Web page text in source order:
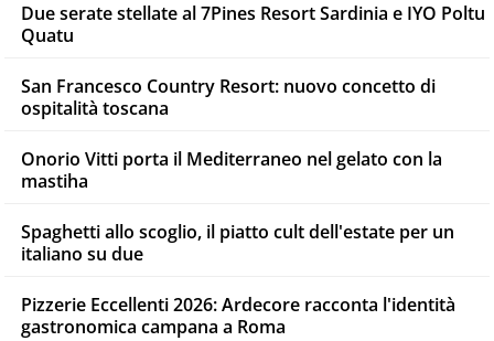
Due serate stellate al 7Pines Resort Sardinia e IYO Poltu
Quatu
San Francesco Country Resort: nuovo concetto di
ospitalità toscana
Onorio Vitti porta il Mediterraneo nel gelato con la
mastiha
Spaghetti allo scoglio, il piatto cult dell'estate per un
italiano su due
Pizzerie Eccellenti 2026: Ardecore racconta l'identità
gastronomica campana a Roma